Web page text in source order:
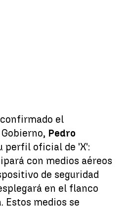
el
Pedro
perfil oficial de 'X':
con medios aéreos
de seguridad
en el flanco
Estos medios se